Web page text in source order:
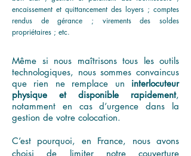
encaissement et quittancement des loyers ; comptes
rendus de gérance ; virements des soldes
propriétaires ; etc.
Même si nous maîtrisons tous les outils
technologiques, nous sommes convaincus
que rien ne remplace un interlocuteur
physique et disponible rapidement,
notamment en cas d’urgence dans la
gestion de votre colocation.
C’est pourquoi, en France, nous avons
choisi de limiter notre couverture